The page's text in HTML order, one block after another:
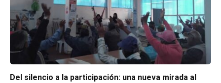
Del silencio a la participación: una nueva mirada al